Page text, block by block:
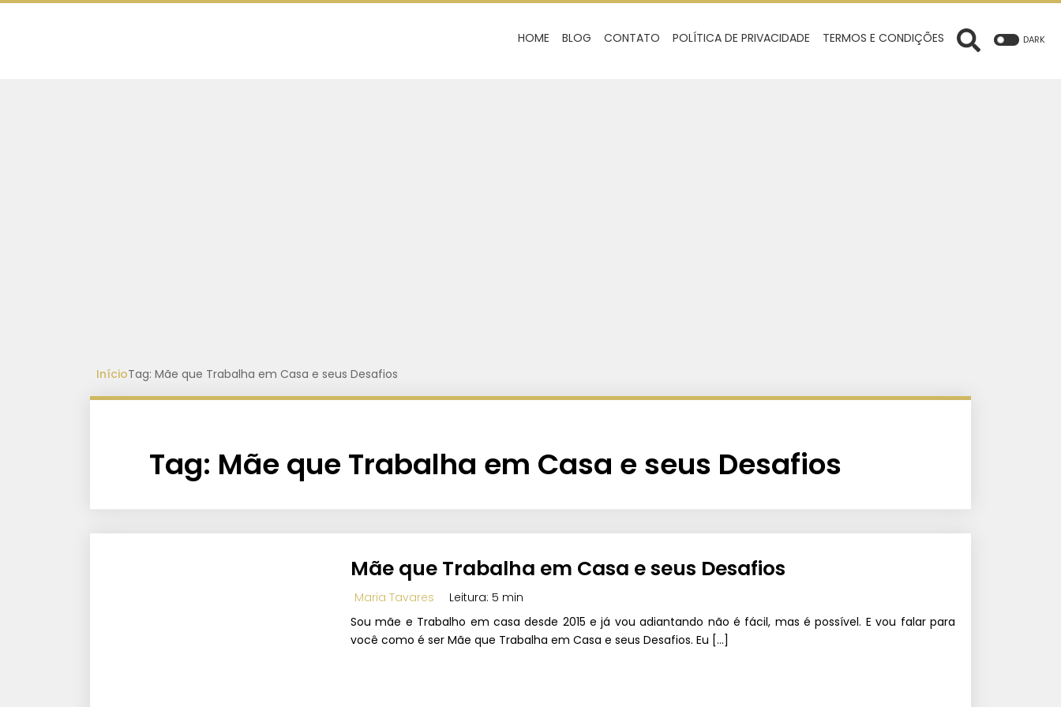
HOME BLOG CONTATO POLÍTICA DE PRIVACIDADE TERMOS E CONDIÇÕES DARK
InícioTag: Mãe que Trabalha em Casa e seus Desafios
Tag: Mãe que Trabalha em Casa e seus Desafios
Mãe que Trabalha em Casa e seus Desafios
Maria Tavares
Leitura: 5 min
Sou mãe e Trabalho em casa desde 2015 e já vou adiantando não é fácil, mas é possível. E vou falar para
você como é ser Mãe que Trabalha em Casa e seus Desafios. Eu […]